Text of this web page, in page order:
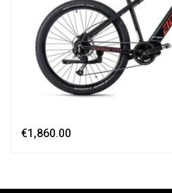
€1,860.00